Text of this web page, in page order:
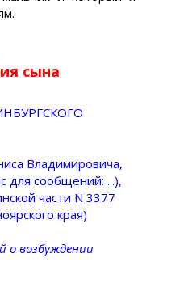
сына
Владимировича,
для сообщений: ...),
части N 3377
края)
о возбуждении